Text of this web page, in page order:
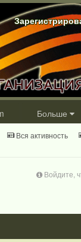
Больше
Вся активность
Войдите,